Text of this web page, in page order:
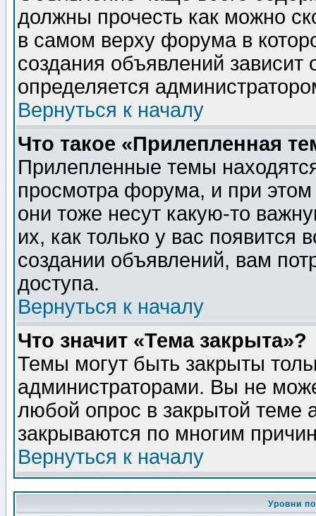
должны прочесть как можно
в самом верху форума в
создания объявлений зависит
определяется
Вернуться к началу
Что такое «Прилепленная
Прилепленные темы
просмотра форума, и при
они тоже несут какую-то
их, как только у вас появится
создании объявлений, вам
доступа.
Вернуться к началу
Что значит «Тема закрыта»?
Темы могут быть закрыты
администраторами. Вы не
любой опрос в закрытой теме
закрываются по многим
Вернуться к началу
Уровни